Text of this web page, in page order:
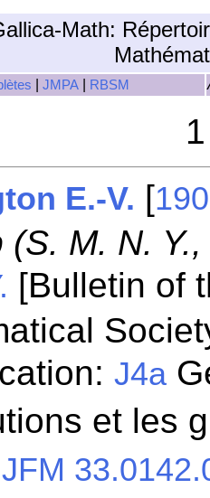
Math:
JMPA RBSM
E.-V. [
(S. M. N.
[Bulletin of
J4a
et les
JFM